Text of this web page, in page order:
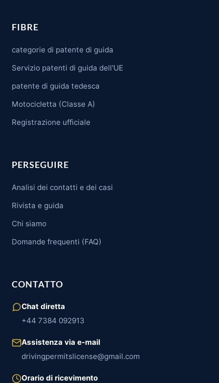
FIBRE
categorie di patente di guida
Servizio patenti di guida dell'UE
patente di guida tedesca
Motocicletta (Classe A)
Registrazione ufficiale
PERSEGUIRE
Analisi dei contatti e dei casi
Rivista e guida
Chi siamo
Domande frequenti (FAQ)
CONTATTO
Chat diretta
+44 7384 092913
Assistenza via e-mail
drivingpermitslicense@gmail.com
Orario di ricevimento